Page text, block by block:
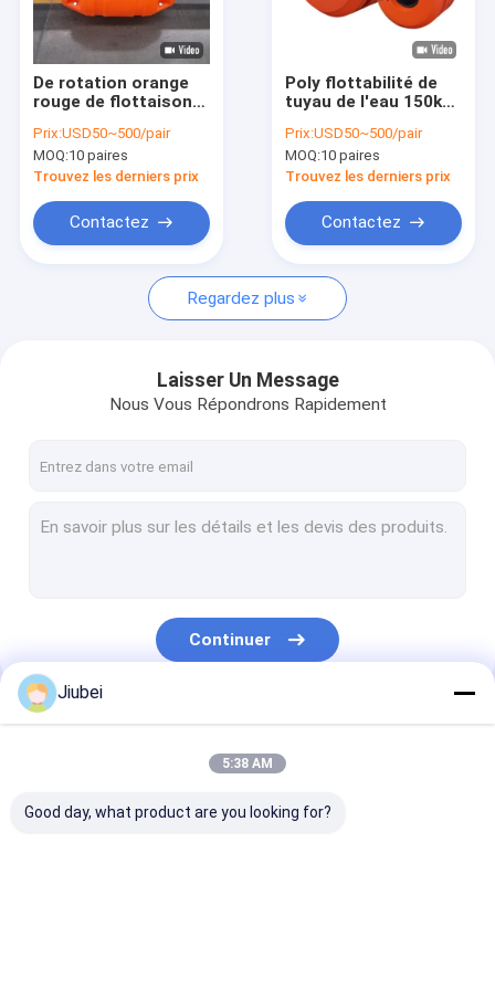
Le spectacle VR
À propos de nous
Contrôle de la qualité
Nous contacter
Les affaires
Flotteur de tuyau en PEHD
Dragage de tuyaux en PEHD
Tuyau de dragage auto-flottant
De rotation orange
rouge de flottaison
collier de flotteur de
balise de mousse
moulé
Prix:USD50~500/pair
MOQ:10 paires
Trouvez les derniers prix
Contactez
Poly flottabilité de
tuyau de l'eau 150kg
tuyaux de flottement
de drague
Prix:USD50~500/pair
MOQ:10 paires
Trouvez les derniers prix
Contactez
Regardez plus
Laisser Un Message
Nous Vous Répondrons Rapidement
Continuer
Nos Catégories
Jiubei
5:38 AM
Good day, what product are you looking for?